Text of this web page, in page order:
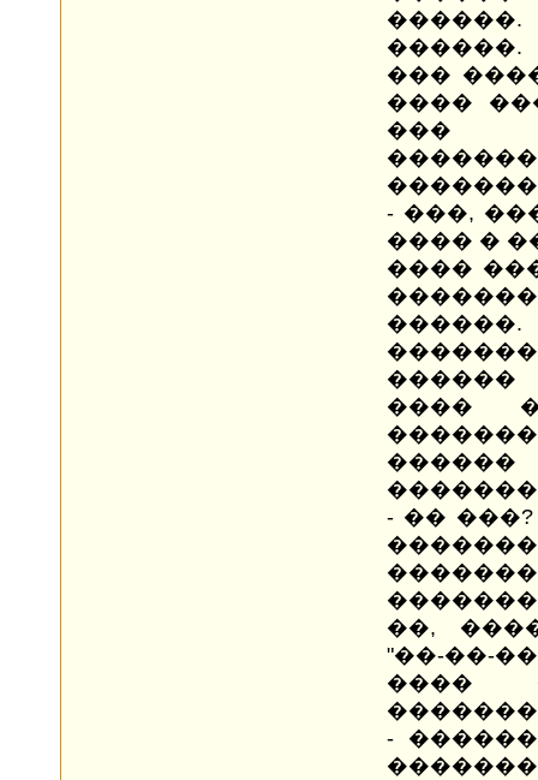
������.
���
����
���
- ���,
���� �
����
������
����
- ��
��,
"��-��-
����
-